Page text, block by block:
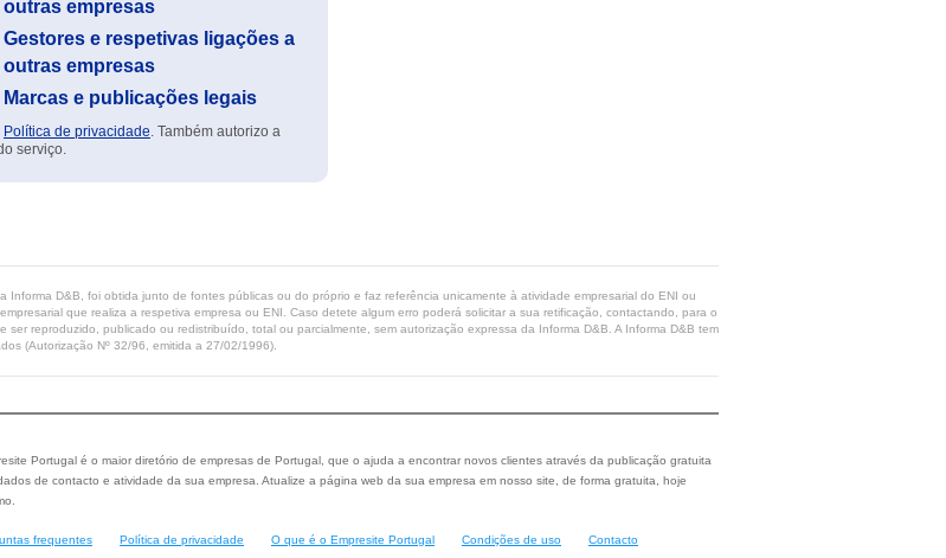
outras empresas
Gestores e respetivas ligações a
outras empresas
Marcas e publicações legais
Política de privacidade. Também autorizo a
serviço.
D&B, foi obtida junto de fontes públicas ou do próprio e faz referência unicamente à atividade empresarial do ENI ou
que realiza a respetiva empresa ou ENI. Caso detete algum erro poderá solicitar a sua retificação, contactando, para o
reproduzido, publicado ou redistribuído, total ou parcialmente, sem autorização expressa da Informa D&B. A Informa D&B tem
(Autorização Nº 32/96, emitida a 27/02/1996).
Portugal é o maior diretório de empresas de Portugal, que o ajuda a encontrar novos clientes através da publicação gratuita
de contacto e atividade da sua empresa. Atualize a página web da sua empresa em nosso site, de forma gratuita, hoje
frequentes Política de privacidade O que é o Empresite Portugal Condições de uso Contacto